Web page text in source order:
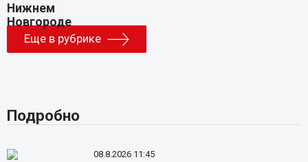
Еще в рубрике
Подробно
08.8.2026 11:45